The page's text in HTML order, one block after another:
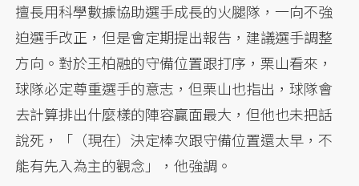
擅長用科學數據協助選手成長的火腿隊，一向不強
迫選手改正，但是會定期提出報告，建議選手調整
方向。對於王柏融的守備位置跟打序，栗山看來，
球隊必定尊重選手的意志，但栗山也指出，球隊會
去計算排出什麼樣的陣容贏面最大，但他也未把話
說死，「（現在）決定棒次跟守備位置還太早，不
能有先入為主的觀念」，他強調。